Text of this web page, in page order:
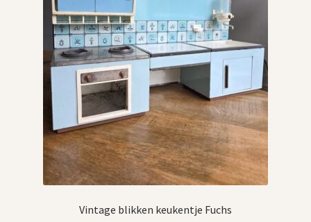
Vintage blikken keukentje Fuchs